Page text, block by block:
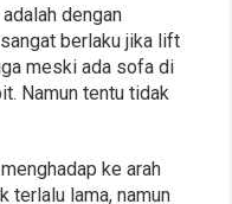
dengan
berlaku jika lift
meski ada sofa di
Namun tentu tidak
ke arah
lama, namun